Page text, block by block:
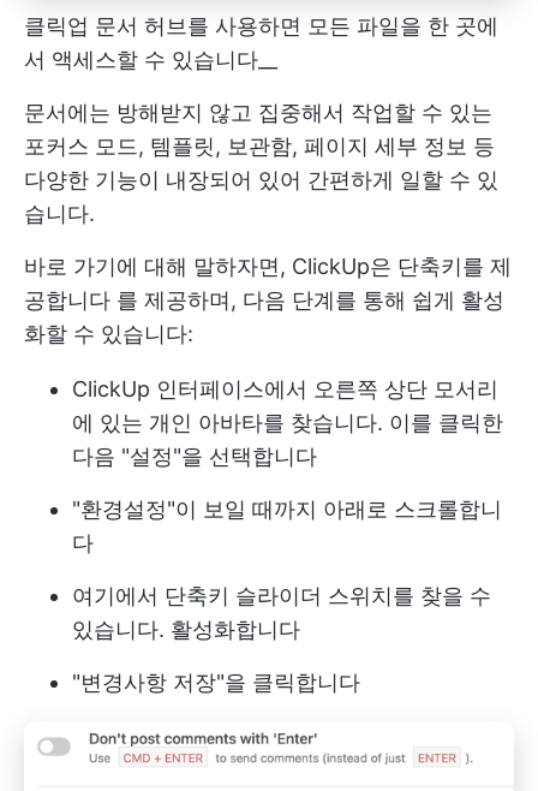
클릭업 문서 허브를 사용하면 모든 파일을 한 곳에
서 액세스할 수 있습니다__
문서에는 방해받지 않고 집중해서 작업할 수 있는
포커스 모드, 템플릿, 보관함, 페이지 세부 정보 등
다양한 기능이 내장되어 있어 간편하게 일할 수 있
습니다.
바로 가기에 대해 말하자면, ClickUp은 단축키를 제
공합니다 를 제공하며, 다음 단계를 통해 쉽게 활성
화할 수 있습니다:
ClickUp 인터페이스에서 오른쪽 상단 모서리
에 있는 개인 아바타를 찾습니다. 이를 클릭한
다음 "설정"을 선택합니다
"환경설정"이 보일 때까지 아래로 스크롤합니
다
여기에서 단축키 슬라이더 스위치를 찾을 수
있습니다. 활성화합니다
"변경사항 저장"을 클릭합니다